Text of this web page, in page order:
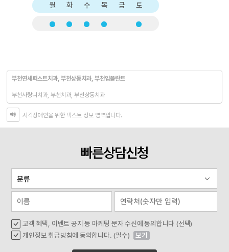
월 화 수 목 금 토
부천연세퍼스트치과, 부천상동치과, 부천임플란트
부천사랑니치과, 부천치과, 부천상동치과
시각장애인을 위한 텍스트 정보 영역입니다.
빠른상담신청
고객 혜택, 이벤트 공지 등 마케팅 문자 수신에 동의합니다 (선택)
개인정보 취급방침에 동의합니다. (필수)
보기